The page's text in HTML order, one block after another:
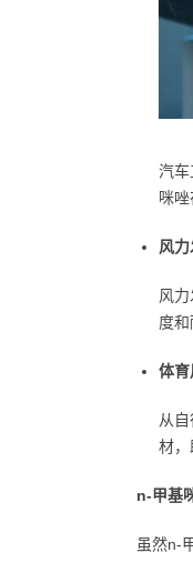
汽车
咪
风
风
度
体育
从
材，
n-甲基
虽然n-